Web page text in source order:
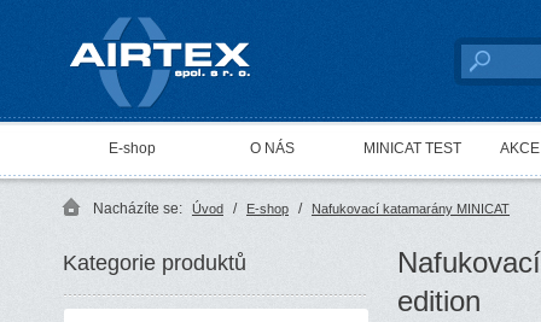
AIRTEX spol. s r. o.
E-shop O NÁS MINICAT TEST
Nacházíte se: Úvod / E-shop / Nafukovací katamarány MINICAT
Kategorie produktů
edition